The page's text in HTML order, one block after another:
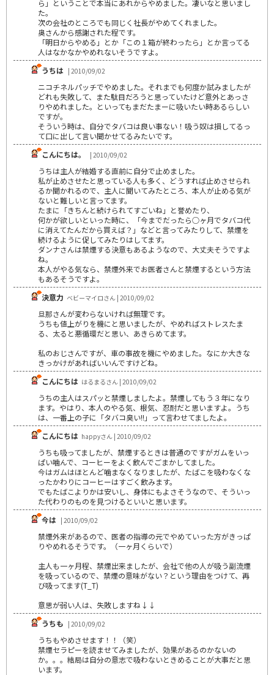
ら」ということで本当にあれからやめました。凄いなと思いまし
た。
次の会社のところでも同じく社長がやめてくれました。
奥さんから感謝された程です。
「明日からやめる」とか「この１箱が終わったら」とか言ってる
人はなかなかやめれないそうですよ。
うちは | 2010/09/02
ニコチネルパッチでやめました。それまでも何度か試みましたが
どれも失敗して、また駄目だろうと思っていたけど意外とあっさ
りやめれました。といってもまだたまーに吸いたい時あるらしい
ですが。
そういう時は、自分でタバコは良い事ない！吸う奴は損してるっ
て口に出して言い聞かせてるみたいです。
こんにちは。
| 2010/09/02
うちは主人が結婚する直前に自分で止めました。
私が止めさせたと思っている人も多く、どうすれば止めさせられ
るか聞かれるので、主人に聞いてみたところ、本人が止める気が
ないと難しいと言ってます。
たまに「きちんと続けられてすごいね」と誉めたり、
何かが欲しいといった時に、「今までだったら○ヶ月でタバコ代
に消えてたんだから買えば？」などと言ってみたりして、禁煙を
続けるように促してみたりはしてます。
ダンナさんは禁煙する決意もあるようなので、大丈夫そうですよ
ね。
本人がやる気なら、禁煙外来でお医者さんと禁煙するという方法
もあるそうですよ。
決意力 ベビーマイロさん | 2010/09/02
旦那さんが変わらないければ無理です。
うちも値上がりを機にと思いましたが、やめればストレスたま
る、太ると悪循環だと思い、あきらめてます。
私のおじさんですが、車の事故を機にやめました。なにか大きな
きっかけがあればいいんですけどね。
こんにちは はるまるさん | 2010/09/02
うちの主人はスパッと禁煙しましたよ。禁煙してもう３年になり
ます。やはり、本人のやる気、根気、忍耐だと思いますよ。うち
は、一番上の子に「タバコ臭い!!」って言わせてましたよ。
こんにちは happyさん | 2010/09/02
うちも吸ってましたが、禁煙するときは普通のですがガムをいっ
ぱい噛んで、コーヒーをよく飲んでごまかしてました。
今はガムはほとんど噛まなくなりましたが、たばこを吸わなくな
ったかわりにコーヒーはすごく飲みます。
でもたばこよりかは安いし、身体にもよさそうなので、そういっ
た代わりのものを見つけるといいと思います。
今は | 2010/09/02
禁煙外来があるので、医者の指導の元でやめていった方がきっぱ
りやめれるそうです。（一ヶ月くらいで）
主人も一ヶ月程、禁煙出来ましたが、会社で他の人が吸う副流煙
を吸っているので、禁煙の意味がない？という理由をつけて、再
び吸ってます(T_T)
意思が弱い人は、失敗しますね↓↓
うちも | 2010/09/02
うちもやめさせます！！（笑）
禁煙セラピーを読ませてみましたが、効果があるのかないの
か。。。結局は自分の意志で吸わないときめることが大事だと思
います。